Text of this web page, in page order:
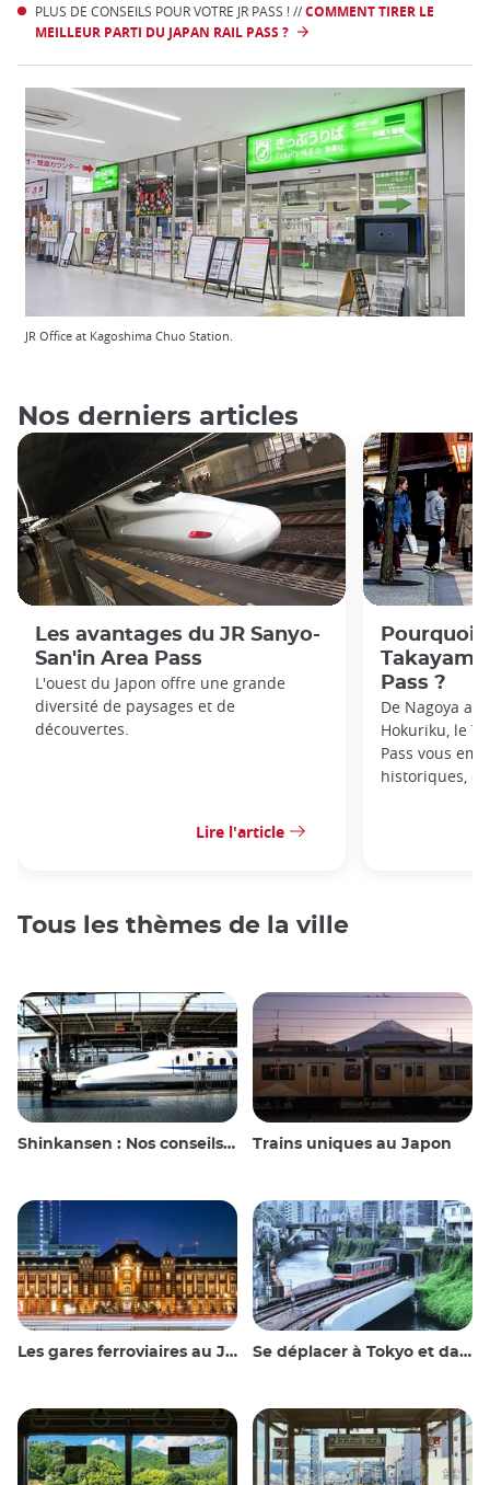
PLUS DE CONSEILS POUR VOTRE JR PASS ! //COMMENT TIRER LE
MEILLEUR PARTI DU JAPAN RAIL PASS ?
JR Office at Kagoshima Chuo Station.
Nos derniers articles
Les avantages du JR Sanyo-
San'in Area Pass
L'ouest du Japon offre une grande
diversité de paysages et de
découvertes.
Lire l'article
Pourquoi
Pass ?
De Nagoya
Hokuriku, le
Pass vous
historiques,
Tous les thèmes de la ville
Shinkansen : Nos conseils de voyage pour le train à grande vitesse japonais Trains uniques au Japon
Les gares ferroviaires au Japon Se déplacer à Tokyo et dans les environs